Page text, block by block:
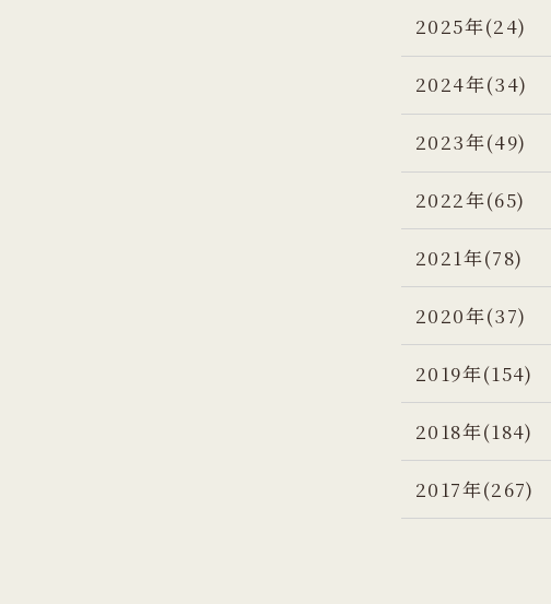
2025年(24)
2024年(34)
2023年(49)
2022年(65)
2021年(78)
2020年(37)
2019年(154)
2018年(184)
2017年(267)